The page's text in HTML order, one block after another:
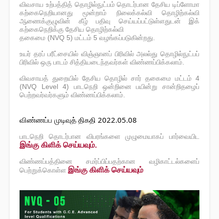
விவசாய உற்பத்தித் தொழில்நுட்பம் தொடர்பான தேசிய டிப்ளோமா
கற்கைநெறியானது மூன்றாம் நிலைக்கல்வி தொழிற்கல்வி
ஆணைக்குழுவின் கீழ் பதிவு செய்யப்பட்டுள்ளதுடன் இக்
கற்கைநெறிக்கு தேசிய தொழிற்கல்வி
தகைமை (NVQ 5) மட்டம் 5 வழங்கப்படுகின்றது.
உயர் தரப் பரீட்சையில் விஞ்ஞானப் பிரிவில் அலல்து தொழில்நுட்பப்
பிரிவில் ஒரு பாடம் சித்தியடைந்தவர்கள் விண்ணப்பிக்கலாம்.
விவசாயத் துறையில் தேசிய தொழில் சார் தகைமை மட்டம் 4
(NVQ Level 4) பாடநெறி ஒன்றினை பயின்று சான்றிதழைப்
பெற்றவர்வர்களும் விண்ணப்பிக்கலாம்.
விண்ணப்ப முடிவுத் திகதி 2022.05.08
பாடநெறி தொடர்பான விபரங்களை முழுமையாகப் பார்வையிட
இங்கு கிளிக் செய்யவும்.
விண்ணப்பத்தினை சமர்ப்பிப்பதற்கான வழிகாட்டல்களைப்
பெற்றுக்கொள்ள இங்கு கிளிக் செய்யவும்